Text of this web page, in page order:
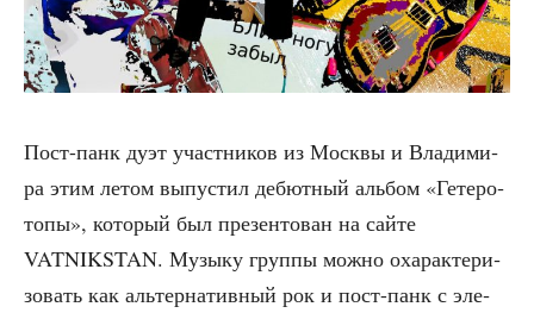
Пост-панк дуэт участ­ни­ков из Моск­вы и Вла­ди­ми­
ра этим летом выпу­стил дебют­ный аль­бом «Гете­ро­
то­пы», кото­рый был пре­зен­то­ван на сай­те
VATNIKSTAN. Музы­ку груп­пы мож­но оха­рак­те­ри­
зо­вать как аль­тер­на­тив­ный рок и пост-панк с эле­